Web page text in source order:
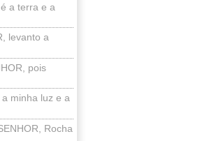
a terra e a
levanto a
pois
minha luz e a
Rocha